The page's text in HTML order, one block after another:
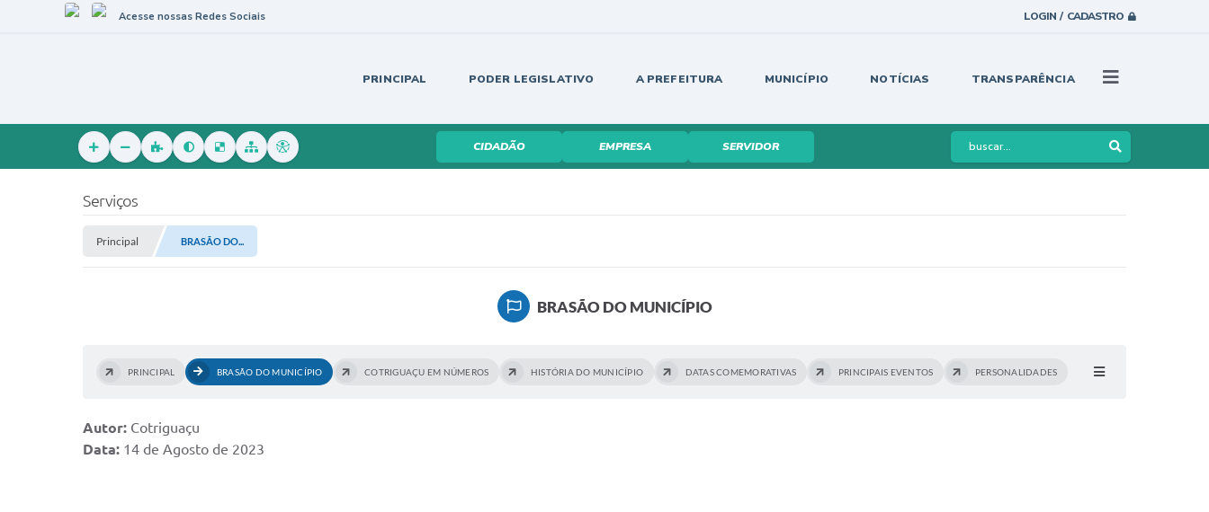
LOGIN / CADASTRO
Acesse nossas Redes Sociais
PRINCIPAL PODER LEGISLATIVO A PREFEITURA MUNICÍPIO NOTÍCIAS TRANSPARÊNCIA
CIDADÃO EMPRESA SERVIDOR
Serviços
Principal BRASÃO DO...
BRASÃO DO MUNICÍPIO
PRINCIPAL BRASÃO DO MUNICÍPIO COTRIGUAÇU EM NÚMEROS HISTÓRIA DO MUNICÍPIO DATAS COMEMORATIVAS PRINCIPAIS EVENTOS PERSONALIDADES
Autor: Cotriguaçu
Data: 14 de Agosto de 2023